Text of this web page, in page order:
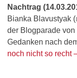
Nachtrag
Bianka Blavustyak
der Blogparade von
Gedanken nach
noch nicht so recht